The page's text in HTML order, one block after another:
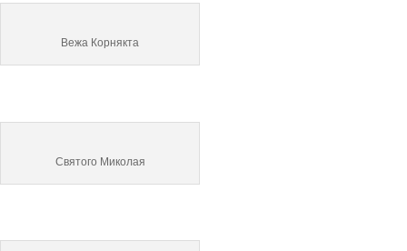
Вежа Корнякта
Святого Миколая